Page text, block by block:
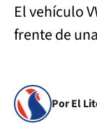
El vehículo
frente de
Por El